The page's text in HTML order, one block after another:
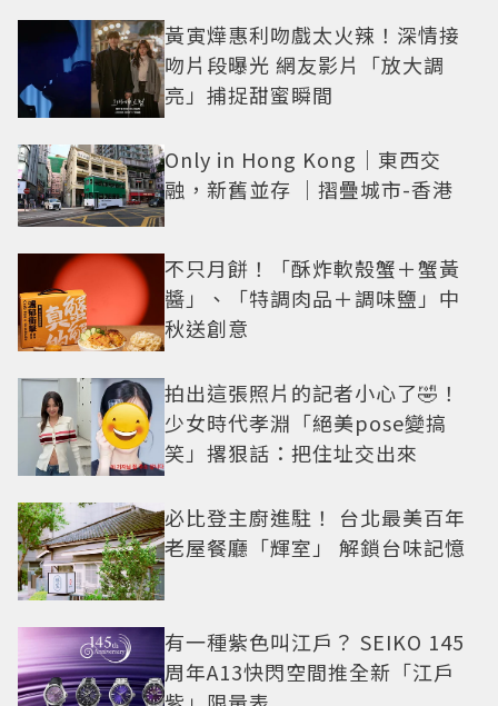
黃寅燁惠利吻戲太火辣！深情接
吻片段曝光 網友影片「放大調
亮」捕捉甜蜜瞬間
Only in Hong Kong｜東西交
融，新舊並存 ｜摺疊城市-香港
不只月餅！「酥炸軟殼蟹＋蟹黃
醬」、「特調肉品＋調味鹽」中
秋送創意
拍出這張照片的記者小心了🤣！
少女時代孝淵「絕美pose變搞
笑」撂狠話：把住址交出來
必比登主廚進駐！ 台北最美百年
老屋餐廳「輝室」 解鎖台味記憶
有一種紫色叫江戶？ SEIKO 145
周年A13快閃空間推全新「江戶